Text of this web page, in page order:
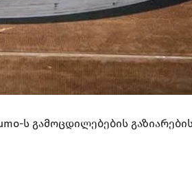
ს გამოცდილებების